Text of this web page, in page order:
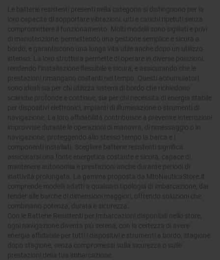
Le batterie resistenti presenti nella categoria si distinguono per la
loro capacità di sopportare vibrazioni, urti e carichi ripetuti senza
compromettere il funzionamento. Molti modelli sono sigillati e privi
di manutenzione, permettendo una gestione semplice e sicura a
bordo, e garantiscono una lunga vita utile anche dopo un utilizzo
intenso. La loro struttura permette di operare in diverse posizioni,
rendendo l’installazione flessibile e sicura, e assicurando che le
prestazioni rimangano costanti nel tempo. Questi accumulatori
sono ideali sia per chi utilizza sistemi di bordo che richiedono
scariche profonde e continue, sia per chi necessita di energia stabile
per dispositivi elettronici, impianti di illuminazione o strumenti di
navigazione. La loro affidabilità contribuisce a prevenire interruzioni
improvvise durante le operazioni di manovra, di rimessaggio o in
navigazione, proteggendo allo stesso tempo la barca e i
componenti installati. Scegliere batterie resistenti significa
assicurarsi una fonte energetica costante e sicura, capace di
mantenere autonomia e prestazioni anche durante periodi di
inattività prolungata. La gamma proposta da MtoNauticaStore.it
comprende modelli adatti a qualsiasi tipologia di imbarcazione, dai
tender alle barche di dimensioni maggiori, offrendo soluzioni che
combinano potenza, durata e sicurezza.
Con le Batterie Resistenti per Imbarcazioni disponibili nello store,
ogni navigazione diventa più serena, con la certezza di avere
energia affidabile per tutti i dispositivi e strumenti a bordo, stagione
dopo stagione, senza compromessi sulla sicurezza o sulle
prestazioni della tua imbarcazione.